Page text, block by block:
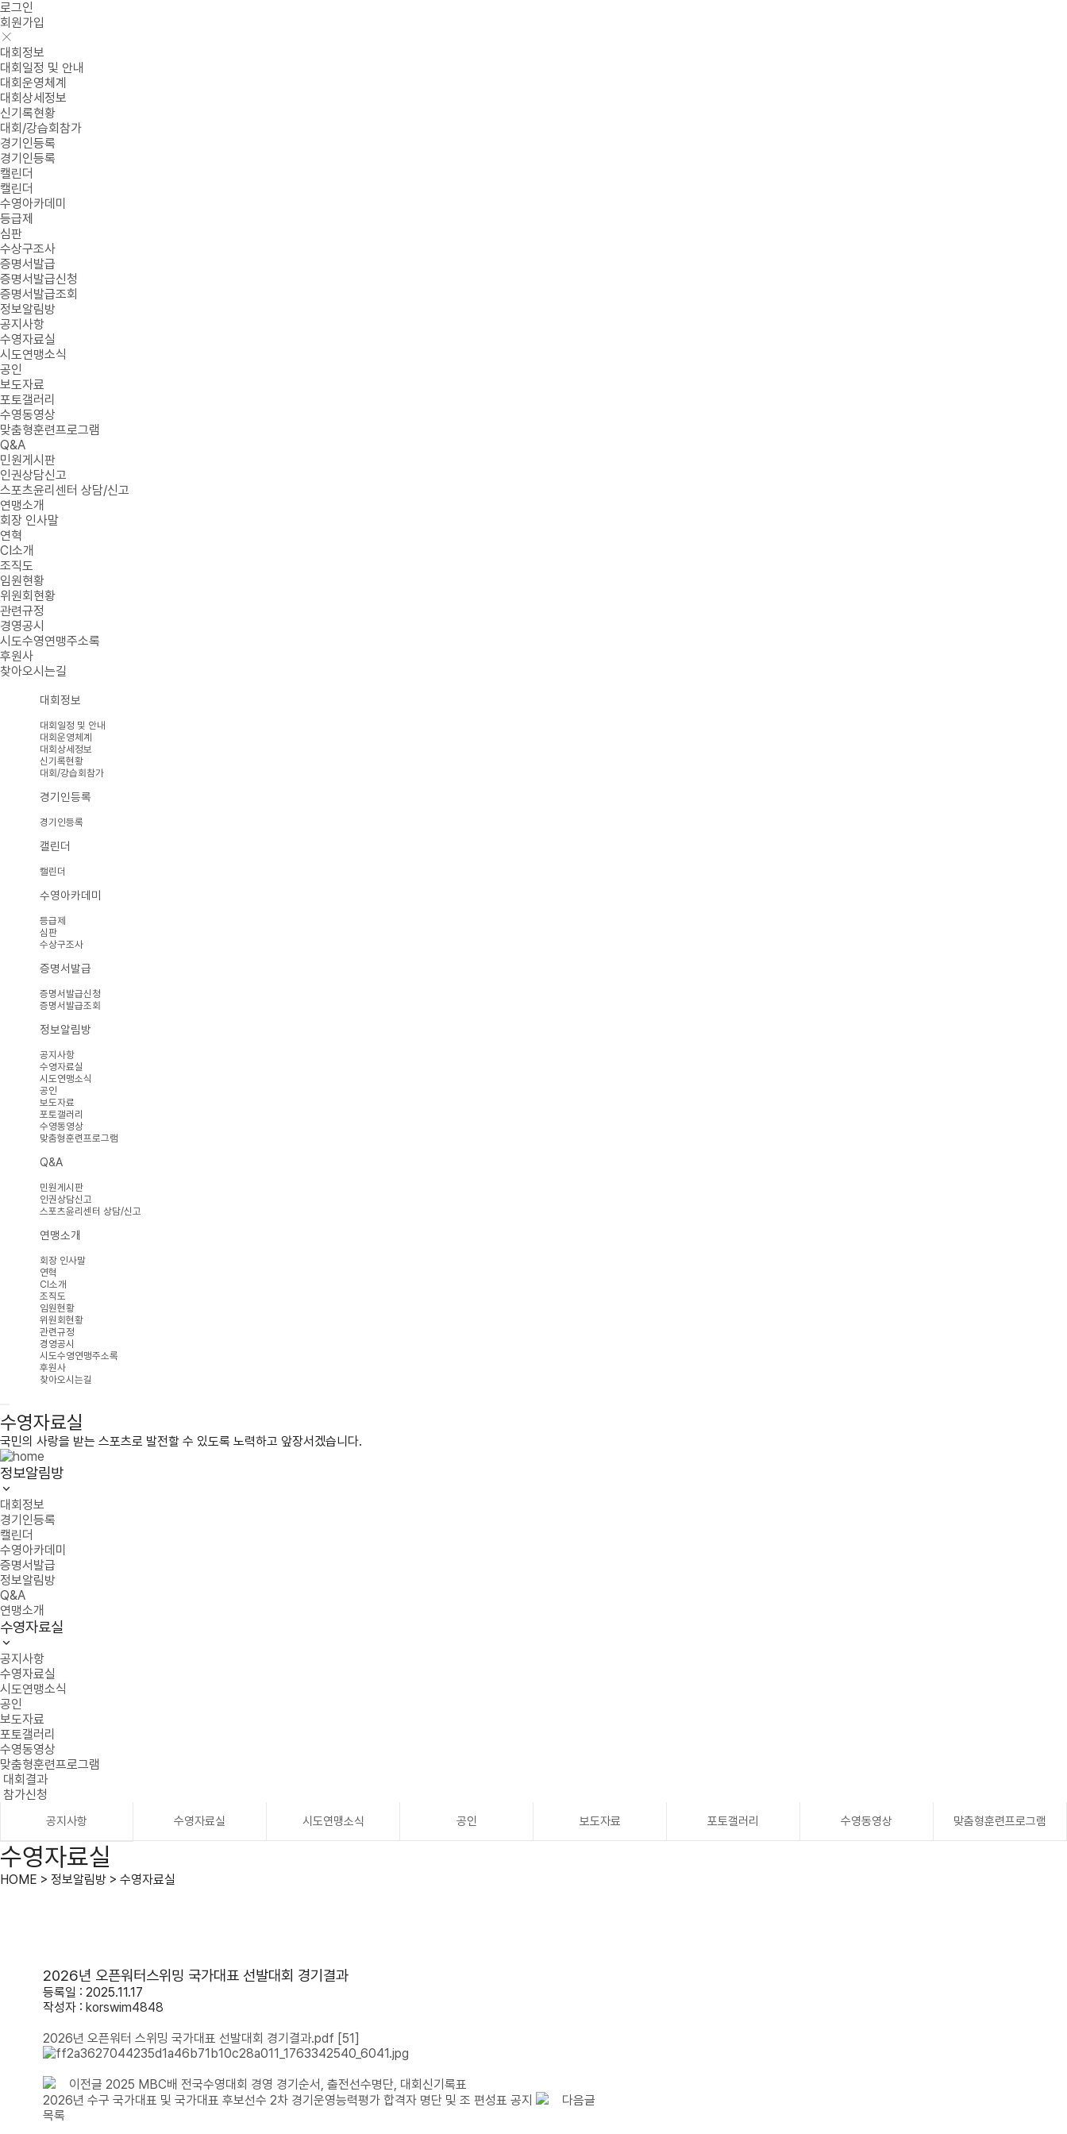
로그인
회원가입
대회정보
대회일정 및 안내
대회운영체계
대회상세정보
신기록현황
대회/강습회참가
경기인등록
경기인등록
캘린더
캘린더
수영아카데미
등급제
심판
수상구조사
증명서발급
증명서발급신청
증명서발급조회
정보알림방
공지사항
수영자료실
시도연맹소식
공인
보도자료
포토갤러리
수영동영상
맞춤형훈련프로그램
Q&A
민원게시판
인권상담신고
스포츠윤리센터 상담/신고
연맹소개
회장 인사말
연혁
CI소개
조직도
임원현황
위원회현황
관련규정
경영공시
시도수영연맹주소록
후원사
찾아오시는길
대회정보
대회일정 및 안내
대회운영체계
대회상세정보
신기록현황
대회/강습회참가
경기인등록
경기인등록
캘린더
캘린더
수영아카데미
등급제
심판
수상구조사
증명서발급
증명서발급신청
증명서발급조회
정보알림방
공지사항
수영자료실
시도연맹소식
공인
보도자료
포토갤러리
수영동영상
맞춤형훈련프로그램
Q&A
민원게시판
인권상담신고
스포츠윤리센터 상담/신고
연맹소개
회장 인사말
연혁
CI소개
조직도
임원현황
위원회현황
관련규정
경영공시
시도수영연맹주소록
후원사
찾아오시는길
수영자료실
국민의 사랑을 받는 스포츠로 발전할 수 있도록 노력하고 앞장서겠습니다.
정보알림방
대회정보
경기인등록
캘린더
수영아카데미
증명서발급
정보알림방
Q&A
연맹소개
수영자료실
공지사항
수영자료실
시도연맹소식
공인
보도자료
포토갤러리
수영동영상
맞춤형훈련프로그램
대회결과
참가신청
공지사항 수영자료실 시도연맹소식 공인 보도자료 포토갤러리 수영동영상 맞춤형훈련프로그램
수영자료실
HOME > 정보알림방 > 수영자료실
2026년 오픈워터스위밍 국가대표 선발대회 경기결과
등록일 : 2025.11.17
작성자 : korswim4848
2026년 오픈워터 스위밍 국가대표 선발대회 경기결과.pdf [51]
이전글 2025 MBC배 전국수영대회 경영 경기순서, 출전선수명단, 대회신기록표
2026년 수구 국가대표 및 국가대표 후보선수 2차 경기운영능력평가 합격자 명단 및 조 편성표 공지
다음글
목록